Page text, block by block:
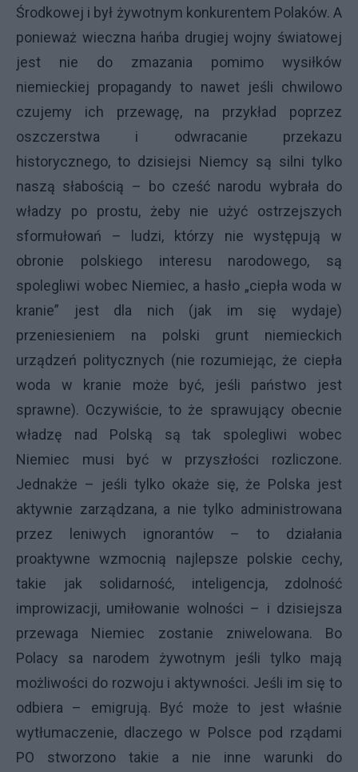
Środkowej i był żywotnym konkurentem Polaków. A
ponieważ wieczna hańba drugiej wojny światowej
jest nie do zmazania pomimo wysiłków
niemieckiej propagandy to nawet jeśli chwilowo
czujemy ich przewagę, na przykład poprzez
oszczerstwa i odwracanie przekazu
historycznego, to dzisiejsi Niemcy są silni tylko
naszą słabością – bo cześć narodu wybrała do
władzy po prostu, żeby nie użyć ostrzejszych
sformułowań – ludzi, którzy nie występują w
obronie polskiego interesu narodowego, są
spolegliwi wobec Niemiec, a hasło „ciepła woda w
kranie” jest dla nich (jak im się wydaje)
przeniesieniem na polski grunt niemieckich
urządzeń politycznych (nie rozumiejąc, że ciepła
woda w kranie może być, jeśli państwo jest
sprawne). Oczywiście, to że sprawujący obecnie
władzę nad Polską są tak spolegliwi wobec
Niemiec musi być w przyszłości rozliczone.
Jednakże – jeśli tylko okaże się, że Polska jest
aktywnie zarządzana, a nie tylko administrowana
przez leniwych ignorantów – to działania
proaktywne wzmocnią najlepsze polskie cechy,
takie jak solidarność, inteligencja, zdolność
improwizacji, umiłowanie wolności – i dzisiejsza
przewaga Niemiec zostanie zniwelowana. Bo
Polacy sa narodem żywotnym jeśli tylko mają
możliwości do rozwoju i aktywności. Jeśli im się to
odbiera – emigrują. Być może to jest właśnie
wytłumaczenie, dlaczego w Polsce pod rządami
PO stworzono takie a nie inne warunki do